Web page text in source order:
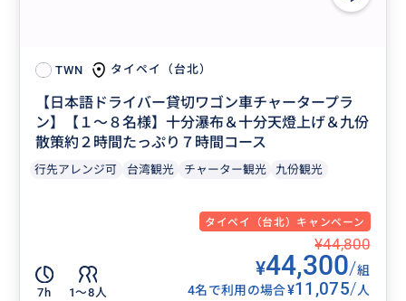
TWN タイペイ（台北）
【日本語ドライバー貸切ワゴン車チャータープラ
ン】【１〜８名様】十分瀑布＆十分天燈上げ＆九份
散策約２時間たっぷり７時間コース
行先アレンジ可 台湾観光 チャーター観光 九份観光
タイペイ（台北）キャンペーン
7h 1〜8人
¥44,800
¥44,300/組
4名で利用の場合¥11,075/人